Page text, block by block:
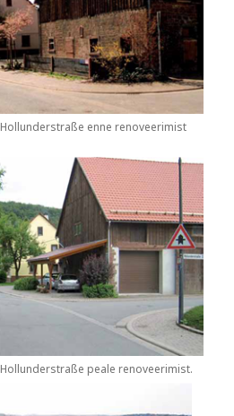
enne renoveerimist
peale renoveerimist.